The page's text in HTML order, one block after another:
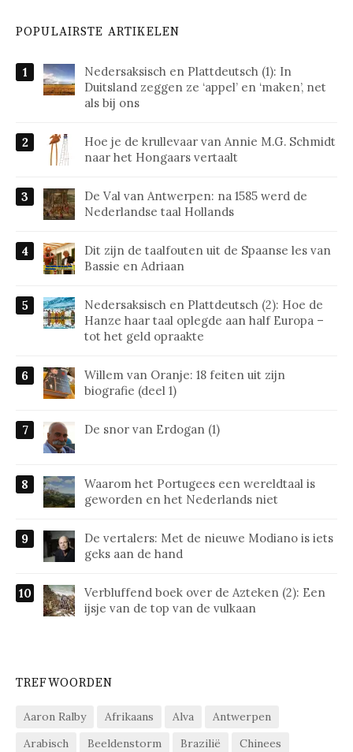
POPULAIRSTE ARTIKELEN
Nedersaksisch en Plattdeutsch (1): In
Duitsland zeggen ze ‘appel’ en ‘maken’, net
als bij ons
Hoe je de krullevaar van Annie M.G. Schmidt
naar het Hongaars vertaalt
De Val van Antwerpen: na 1585 werd de
Nederlandse taal Hollands
Dit zijn de taalfouten uit de Spaanse les van
Bassie en Adriaan
Nedersaksisch en Plattdeutsch (2): Hoe de
Hanze haar taal oplegde aan half Europa –
tot het geld opraakte
Willem van Oranje: 18 feiten uit zijn
biografie (deel 1)
De snor van Erdogan (1)
Waarom het Portugees een wereldtaal is
geworden en het Nederlands niet
De vertalers: Met de nieuwe Modiano is iets
geks aan de hand
Verbluffend boek over de Azteken (2): Een
ijsje van de top van de vulkaan
TREFWOORDEN
Aaron Ralby Afrikaans Alva
Antwerpen
Arabisch
Beeldenstorm Brazilië
Chinees